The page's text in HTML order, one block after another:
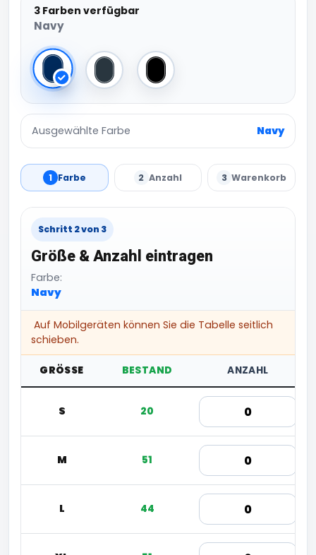
3 Farben verfügbar
Navy
Navy Dark Grey (Solid)
Black
Ausgewählte Farbe Navy
1 Farbe 2 Anzahl 3 Warenkorb
Schritt 2 von 3
Größe & Anzahl eintragen
Farbe:
Navy
Auf Mobilgeräten können Sie die Tabelle seitlich
schieben.
GRÖSSE BESTAND ANZAHL
S 20
M 51
L 44